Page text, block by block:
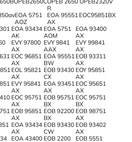
R
EOA 5751
AOZ
EOA 95551
AX
EOC95851BX
EOA 93434
AK
EOA 5751
AOM
EOA 93400
AX
EVY 97800
AX
EVY 9841
AAX
EVY 99841
AX
EOC 96851
AX
EOA 95551
BW
EOB 93311
AX
EOL 95821
AX
EOB 93430
CX
EOY 95851
AX
EVY 95841
AX
EOA 93451
AX
EOC 95651
AX
EOC 95751
AX
EOB 95751
BX
EOC 95751
BX
EOB 95851
AX
EOB 92200
BX
EOB 98751
AX
EOA 93434
AX
EOB 93430
CW
EOB 93402
AX
EOA 43400 EOB 2200
EOB 5551